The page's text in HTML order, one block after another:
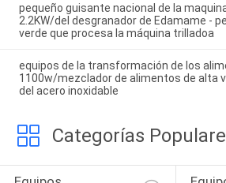
pequeño guisante nacional de la
2.2KW/del desgranador de Edamame -
verde que procesa la máquina trilladoa
equipos de la transformación de los
1100w/mezclador de alimentos de alta
del acero inoxidable
Categorías